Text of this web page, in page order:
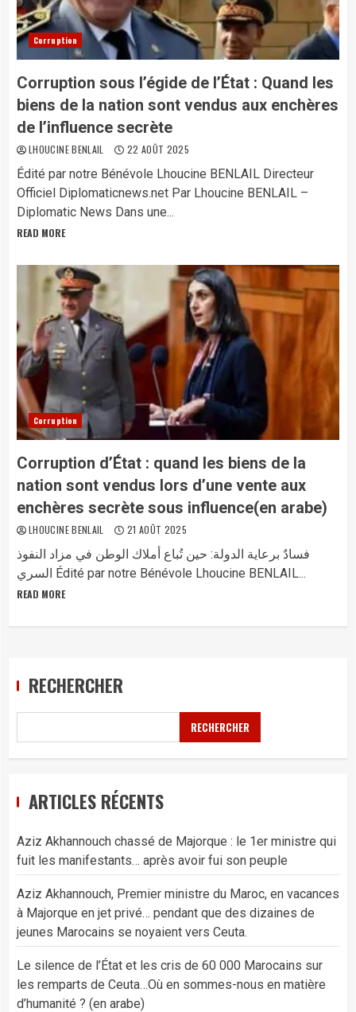
Corruption
Corruption sous l’égide de l’État : Quand les
biens de la nation sont vendus aux enchères
de l’influence secrète
LHOUCINE BENLAIL 22 AOÛT 2025
Édité par notre Bénévole Lhoucine BENLAIL Directeur
Officiel Diplomaticnews.net Par Lhoucine BENLAIL –
Diplomatic News Dans une...
READ MORE
Corruption
Corruption d’État : quand les biens de la
nation sont vendus lors d’une vente aux
enchères secrète sous influence(en arabe)
LHOUCINE BENLAIL 21 AOÛT 2025
فسادٌ برعاية الدولة: حين تُباع أملاك الوطن في مزاد النفوذ
السري Édité par notre Bénévole Lhoucine BENLAIL...
READ MORE
RECHERCHER
RECHERCHER
ARTICLES RÉCENTS
Aziz Akhannouch chassé de Majorque : le 1er ministre qui
fuit les manifestants… après avoir fui son peuple
Aziz Akhannouch, Premier ministre du Maroc, en vacances
à Majorque en jet privé… pendant que des dizaines de
jeunes Marocains se noyaient vers Ceuta.
Le silence de l’État et les cris de 60 000 Marocains sur
les remparts de Ceuta…Où en sommes-nous en matière
d’humanité ? (en arabe)